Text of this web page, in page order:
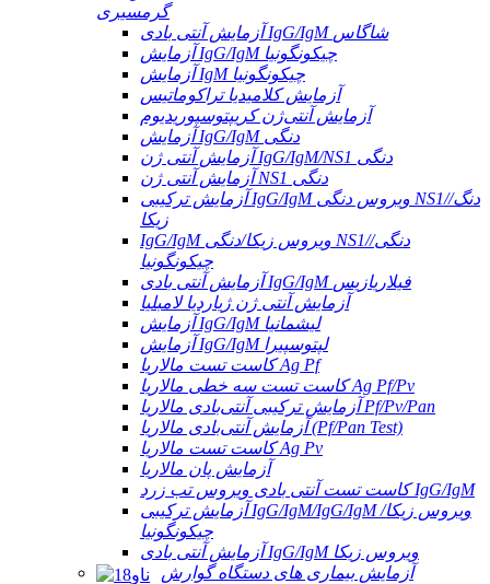
گرمسیری
آزمایش آنتی بادی IgG/IgM شاگاس
آزمایش IgG/IgM چیکونگونیا
آزمایش IgM چیکونگونیا
آزمایش کلامیدیا تراکوماتیس
آزمایش آنتی‌ژن کریپتوسپوریدیوم
آزمایش IgG/IgM دنگی
آزمایش آنتی ژن IgG/IgM/NS1 دنگی
آزمایش آنتی ژن NS1 دنگی
آزمایش ترکیبی IgG/IgM ویروس دنگی NS1/دنگ/
زیکا
IgG/IgM ویروس زیکا/دنگی NS1/دنگی/
چیکونگونیا
آزمایش آنتی بادی IgG/IgM فیلاریازیس
آزمایش آنتی ژن ژیاردیا لامبلیا
آزمایش IgG/IgM لیشمانیا
آزمایش IgG/IgM لپتوسپیرا
کاست تست مالاریا Ag Pf
کاست تست سه خطی مالاریا Ag Pf/Pv
آزمایش ترکیبی آنتی‌بادی مالاریا Pf/Pv/Pan
آزمایش آنتی‌بادی مالاریا (Pf/Pan Test)
کاست تست مالاریا Ag Pv
آزمایش پان مالاریا
کاست تست آنتی بادی ویروس تب زرد IgG/IgM
آزمایش ترکیبی IgG/IgM/IgG/IgM ویروس زیکا/
چیکونگونیا
آزمایش آنتی بادی IgG/IgM ویروس زیکا
آزمایش بیماری های دستگاه گوارش